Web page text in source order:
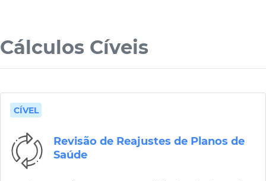
Cálculos Cíveis
CÍVEL
Revisão de Reajustes de Planos de
Saúde